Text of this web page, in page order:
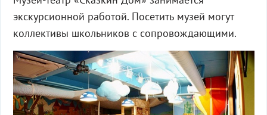
экскурсионной работой. Посетить музей могут
коллективы школьников с сопровождающими.